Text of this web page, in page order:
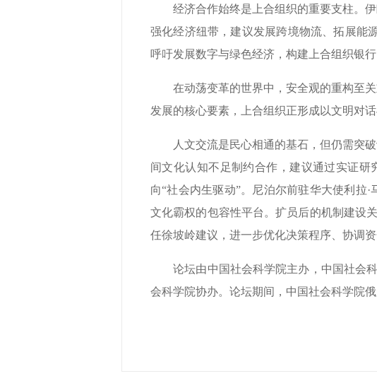
经济合作始终是上合组织的重要支柱。伊
强化经济纽带，建议发展跨境物流、拓展能
呼吁发展数字与绿色经济，构建上合组织银
在动荡变革的世界中，安全观的重构至关
发展的核心要素，上合组织正形成以文明对
人文交流是民心相通的基石，但仍需突破
间文化认知不足制约合作，建议通过实证
向“社会内生驱动”。尼泊尔前驻华大使利拉
文化霸权的包容性平台。扩员后的机制建设
任徐坡岭建议，进一步优化决策程序、协调
论坛由中国社会科学院主办，中国社会科
会科学院协办。论坛期间，中国社会科学院